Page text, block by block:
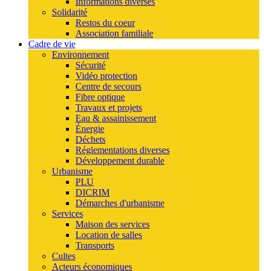
Solidarité
Restos du coeur
Association familiale
Cadre de vie
Environnement
Sécurité
Vidéo protection
Centre de secours
Fibre optique
Travaux et projets
Eau & assainissement
Énergie
Déchets
Réglementations diverses
Développement durable
Urbanisme
PLU
DICRIM
Démarches d'urbanisme
Services
Maison des services
Location de salles
Transports
Cultes
Acteurs économiques